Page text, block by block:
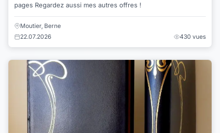
pages Regardez aussi mes autres offres !
Moutier, Berne
22.07.2026
430 vues